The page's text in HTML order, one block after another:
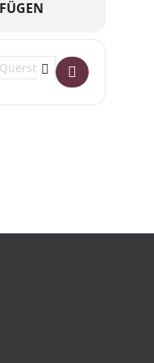
- Kellerleute []Address -